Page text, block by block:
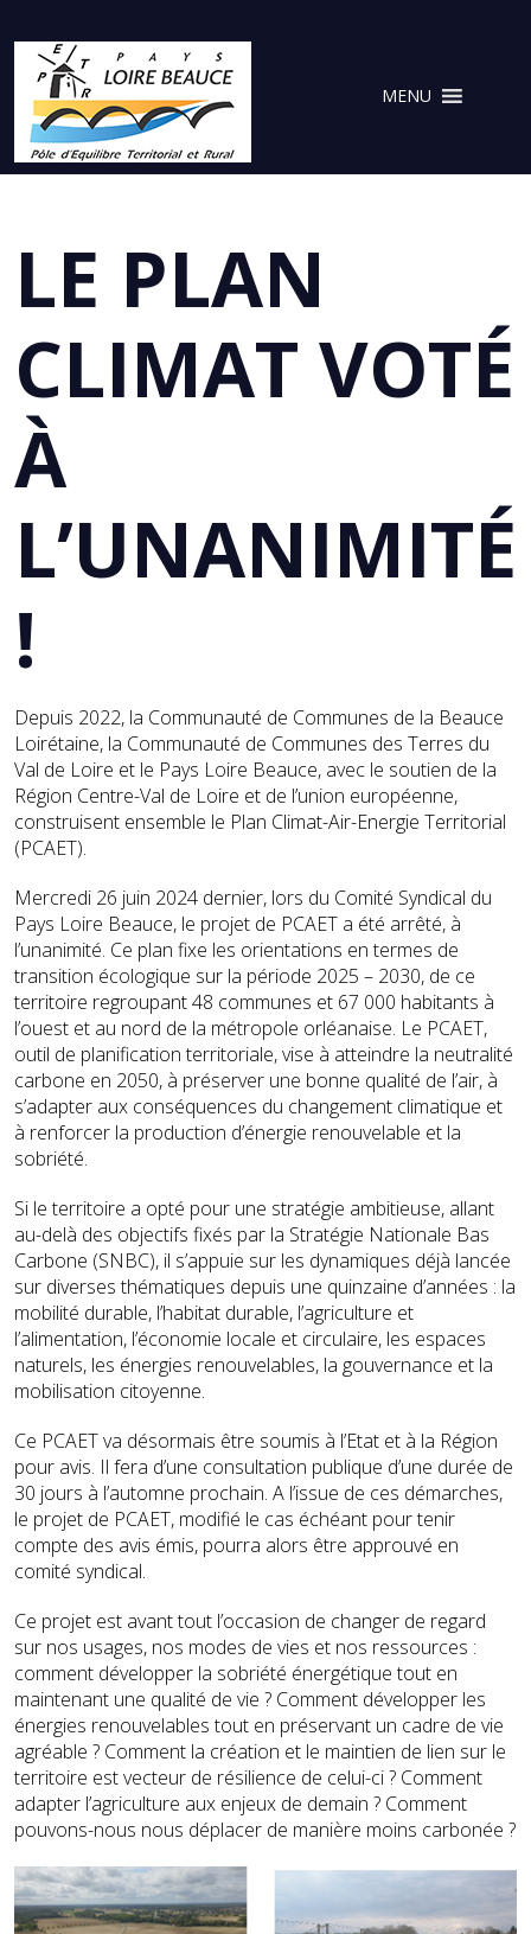
MENU
LE PLAN
CLIMAT VOTÉ
À
L’UNANIMITÉ
!
Depuis 2022, la Communauté de Communes de la Beauce
Loirétaine, la Communauté de Communes des Terres du
Val de Loire et le Pays Loire Beauce, avec le soutien de la
Région Centre-Val de Loire et de l’union européenne,
construisent ensemble le Plan Climat-Air-Energie Territorial
(PCAET).
Mercredi 26 juin 2024 dernier, lors du Comité Syndical du
Pays Loire Beauce, le projet de PCAET a été arrêté, à
l’unanimité. Ce plan fixe les orientations en termes de
transition écologique sur la période 2025 – 2030, de ce
territoire regroupant 48 communes et 67 000 habitants à
l’ouest et au nord de la métropole orléanaise. Le PCAET,
outil de planification territoriale, vise à atteindre la neutralité
carbone en 2050, à préserver une bonne qualité de l’air, à
s’adapter aux conséquences du changement climatique et
à renforcer la production d’énergie renouvelable et la
sobriété.
Si le territoire a opté pour une stratégie ambitieuse, allant
au-delà des objectifs fixés par la Stratégie Nationale Bas
Carbone (SNBC), il s’appuie sur les dynamiques déjà lancée
sur diverses thématiques depuis une quinzaine d’années : la
mobilité durable, l’habitat durable, l’agriculture et
l’alimentation, l’économie locale et circulaire, les espaces
naturels, les énergies renouvelables, la gouvernance et la
mobilisation citoyenne.
Ce PCAET va désormais être soumis à l’Etat et à la Région
pour avis. Il fera d’une consultation publique d’une durée de
30 jours à l’automne prochain. A l’issue de ces démarches,
le projet de PCAET, modifié le cas échéant pour tenir
compte des avis émis, pourra alors être approuvé en
comité syndical.
Ce projet est avant tout l’occasion de changer de regard
sur nos usages, nos modes de vies et nos ressources :
comment développer la sobriété énergétique tout en
maintenant une qualité de vie ? Comment développer les
énergies renouvelables tout en préservant un cadre de vie
agréable ? Comment la création et le maintien de lien sur le
territoire est vecteur de résilience de celui-ci ? Comment
adapter l’agriculture aux enjeux de demain ? Comment
pouvons-nous nous déplacer de manière moins carbonée ?